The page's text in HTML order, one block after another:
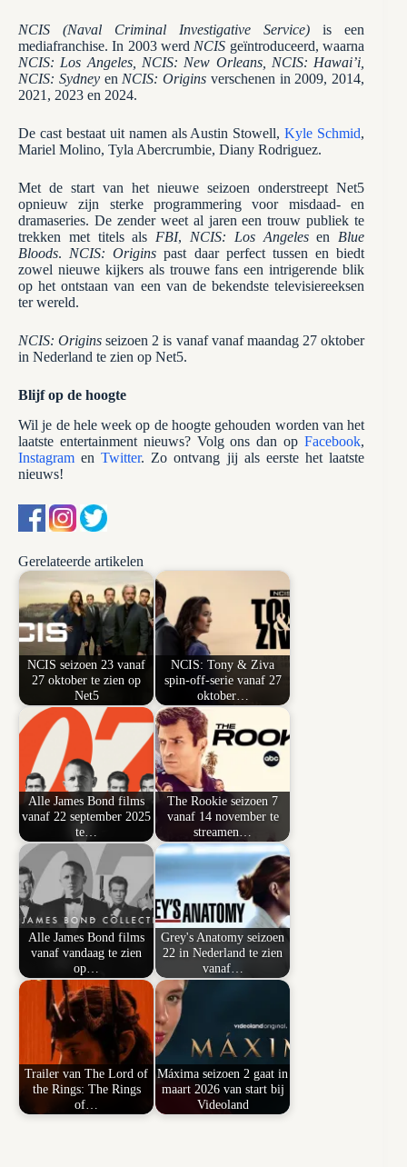
NCIS (Naval Criminal Investigative Service) is een
mediafranchise. In 2003 werd NCIS geïntroduceerd, waarna
NCIS: Los Angeles, NCIS: New Orleans, NCIS: Hawai’i,
NCIS: Sydneyen NCIS: Origins verschenen in 2009, 2014,
2021, 2023 en 2024.
De cast bestaat uit namen als Austin Stowell,Kyle Schmid,
Mariel Molino, Tyla Abercrumbie, Diany Rodriguez.
Met de start van het nieuwe seizoen onderstreept Net5
opnieuw zijn sterke programmering voor misdaad- en
dramaseries. De zender weet al jaren een trouw publiek te
trekken met titels als FBI, NCIS: Los Angelesen Blue
Bloods. NCIS: Origins past daar perfect tussen en biedt
zowel nieuwe kijkers als trouwe fans een intrigerende blik
op het ontstaan van een van de bekendste televisiereeksen
ter wereld.
NCIS: Origins seizoen 2 is vanaf vanaf maandag 27 oktober
in Nederland te zien op Net5.
Blijf op de hoogte
Wil je de hele week op de hoogte gehouden worden van het
laatste entertainment nieuws? Volg ons dan opFacebook,
InstagramenTwitter. Zo ontvang jij als eerste het laatste
nieuws!
Gerelateerde artikelen
NCIS seizoen 23 vanaf
27 oktober te zien op
Net5
NCIS: Tony & Ziva
spin-off-serie vanaf 27
oktober…
Alle James Bond films
vanaf 22 september 2025
te…
The Rookie seizoen 7
vanaf 14 november te
streamen…
Alle James Bond films
vanaf vandaag te zien
op…
Grey's Anatomy seizoen
22 in Nederland te zien
vanaf…
Trailer van The Lord of
the Rings: The Rings
of…
Máxima seizoen 2 gaat in
maart 2026 van start bij
Videoland